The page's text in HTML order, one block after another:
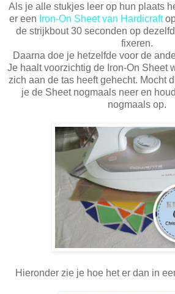
Als je alle stukjes leer op hun plaats
er een Iron-On Sheet van Hardicraft
de strijkbout 30 seconden op
fixeren.
Daarna doe je hetzelfde voor de
Je haalt voorzichtig de Iron-On Sheet
zich aan de tas heeft gehecht. Mocht
je de Sheet nogmaals neer en
nogmaals op.
Hieronder zie je hoe het er dan in